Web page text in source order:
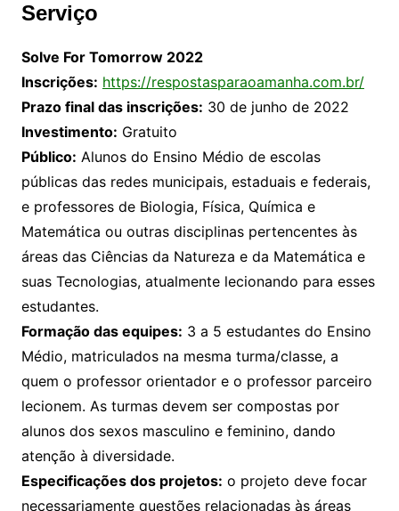
Serviço
Solve For Tomorrow 2022
Inscrições: https://respostasparaoamanha.com.br/
Prazo final das inscrições: 30 de junho de 2022
Investimento: Gratuito
Público: Alunos do Ensino Médio de escolas
públicas das redes municipais, estaduais e federais,
e professores de Biologia, Física, Química e
Matemática ou outras disciplinas pertencentes às
áreas das Ciências da Natureza e da Matemática e
suas Tecnologias, atualmente lecionando para esses
estudantes.
Formação das equipes: 3 a 5 estudantes do Ensino
Médio, matriculados na mesma turma/classe, a
quem o professor orientador e o professor parceiro
lecionem. As turmas devem ser compostas por
alunos dos sexos masculino e feminino, dando
atenção à diversidade.
Especificações dos projetos: o projeto deve focar
necessariamente questões relacionadas às áreas